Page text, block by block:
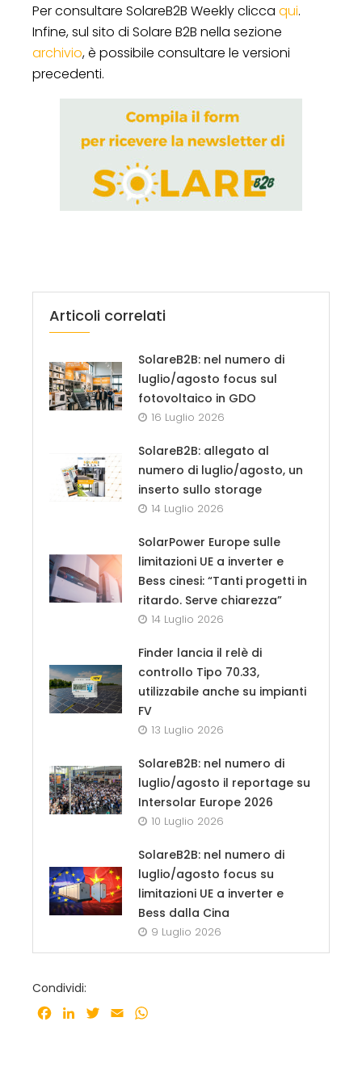
Per consultare SolareB2B Weekly clicca qui.
Infine, sul sito di Solare B2B nella sezione
archivio, è possibile consultare le versioni
precedenti.
Articoli correlati
SolareB2B: nel numero di
luglio/agosto focus sul
fotovoltaico in GDO
16 Luglio 2026
SolareB2B: allegato al
numero di luglio/agosto, un
inserto sullo storage
14 Luglio 2026
SolarPower Europe sulle
limitazioni UE a inverter e
Bess cinesi: “Tanti progetti in
ritardo. Serve chiarezza”
14 Luglio 2026
Finder lancia il relè di
controllo Tipo 70.33,
utilizzabile anche su impianti
FV
13 Luglio 2026
SolareB2B: nel numero di
luglio/agosto il reportage su
Intersolar Europe 2026
10 Luglio 2026
SolareB2B: nel numero di
luglio/agosto focus su
limitazioni UE a inverter e
Bess dalla Cina
9 Luglio 2026
Condividi:
Facebook
LinkedInTwitter
Email